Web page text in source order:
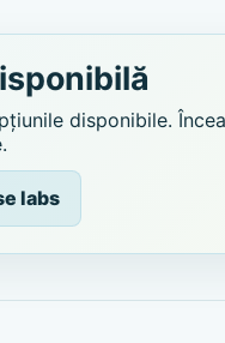
disponibile.
labs